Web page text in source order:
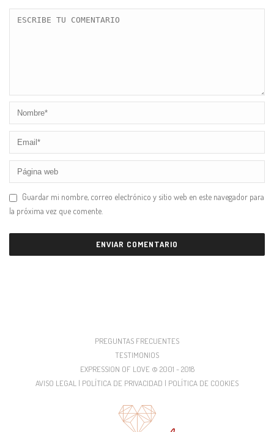
Guardar mi nombre, correo electrónico y sitio web en este navegador para
la próxima vez que comente.
PREGUNTAS FRECUENTES
TESTIMONIOS
EXPRESSION OF LOVE © 2001 - 2018
AVISO LEGAL | POLÍTICA DE PRIVACIDAD | POLÍTICA DE COOKIES